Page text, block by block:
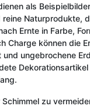
als
reine Naturprodukte,
Ernte in Farbe,
Charge können die
und ungebrochene
zu